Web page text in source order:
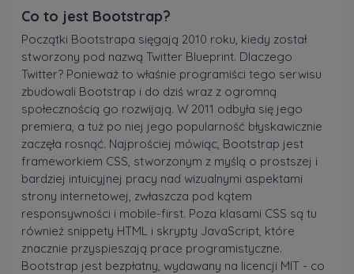
Co to jest Bootstrap?
Początki Bootstrapa sięgają 2010 roku, kiedy został
stworzony pod nazwą Twitter Blueprint. Dlaczego
Twitter? Ponieważ to właśnie programiści tego serwisu
zbudowali Bootstrap i do dziś wraz z ogromną
społecznością go rozwijają. W 2011 odbyła się jego
premiera, a tuż po niej jego popularność błyskawicznie
zaczęła rosnąć. Najprościej mówiąc, Bootstrap jest
frameworkiem CSS, stworzonym z myślą o prostszej i
bardziej intuicyjnej pracy nad wizualnymi aspektami
strony internetowej, zwłaszcza pod kątem
responsywności i mobile-first. Poza klasami CSS są tu
również snippety HTML i skrypty JavaScript, które
znacznie przyspieszają prace programistyczne.
Bootstrap jest bezpłatny, wydawany na licencji MIT - co